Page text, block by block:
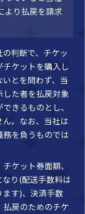
より払戻を請求
判断で、チケッ
チケットを購入し
とを問わず、当
た者を払戻対象
きるものとし、
。なお、当社は
を負うものでは
ケット券面額、
り(配送手数料は
す)、決済手数
戻のためのチケ